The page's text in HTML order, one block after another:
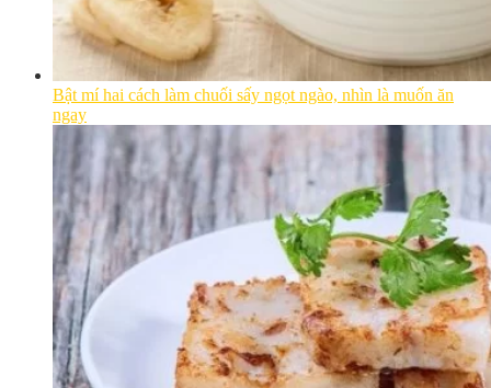
Bật mí hai cách làm chuối sấy ngọt ngào, nhìn là muốn ăn
ngay